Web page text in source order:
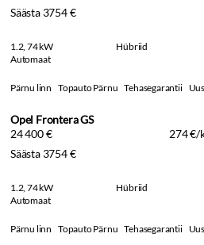
Säästa 3754 €
1.2, 74 kW
Hübriid
Automaat
Pärnu linn Topauto Pärnu Tehasegarantii Uus
Opel Frontera GS
24 400 €
274 €/
Säästa 3754 €
1.2, 74 kW
Hübriid
Automaat
Pärnu linn Topauto Pärnu Tehasegarantii Uus